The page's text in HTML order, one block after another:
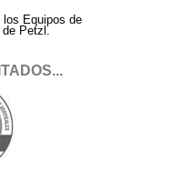
los Equipos de
de Petzl.